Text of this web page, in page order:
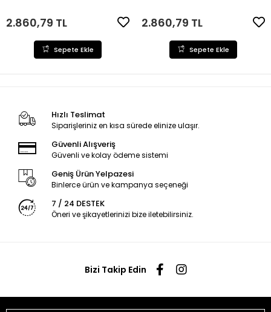
2.860,79 TL
Sepete Ekle
2.860,79 TL
Sepete Ekle
Hızlı Teslimat
Siparişleriniz en kısa sürede elinize ulaşır.
Güvenli Alışveriş
Güvenli ve kolay ödeme sistemi
Geniş Ürün Yelpazesi
Binlerce ürün ve kampanya seçeneği
7 / 24 DESTEK
Öneri ve şikayetlerinizi bize iletebilirsiniz.
Bizi Takip Edin